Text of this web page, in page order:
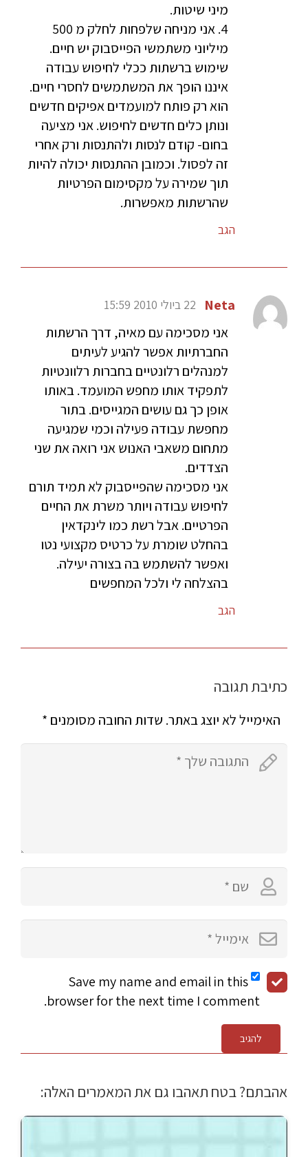
מיני שיטות.
4. אני מניחה שלפחות לחלק מ 500
מיליוני משתמשי הפייסבוק יש חיים.
שימוש ברשתות ככלי לחיפוש עבודה
איננו הופך את המשתמשים לחסרי חיים.
הוא רק פותח למועמדים אפיקים חדשים
ונותן כלים חדשים לחיפוש. אני מציעה
בחום- קודם לנסות ולהתנסות ורק אחרי
זה לפסול. וכמובן ההתנסות יכולה להיות
תוך שמירה על מקסימום הפרטיות
שהרשתות מאפשרות.
הגב
Neta 22 ביולי 2010 15:59
אני מסכימה עם מאיה, דרך הרשתות
החברתיות אפשר להגיע לעיתים
למנהלים רלונטיים בחברות רלוונטיות
לתפקיד אותו מחפש המועמד. באותו
אופן כך גם עושים המגייסים. בתור
מחפשת עבודה פעילה וכמי שמגיעה
מתחום משאבי האנוש אני רואה את שני
הצדדים.
אני מסכימה שהפייסבוק לא תמיד תורם
לחיפוש עבודה ויותר משרת את החיים
הפרטיים. אבל רשת כמו לינקדאין
בהחלט שומרת על כרטיס מקצועי נטו
ואפשר להשתמש בה בצורה יעילה.
בהצלחה לי ולכל המחפשים
הגב
כתיבת תגובה
האימייל לא יוצג באתר. שדות החובה מסומנים *
Save my name and email in this
browser for the next time I comment.
להגיב
אהבתם? בטח תאהבו גם את המאמרים האלה: